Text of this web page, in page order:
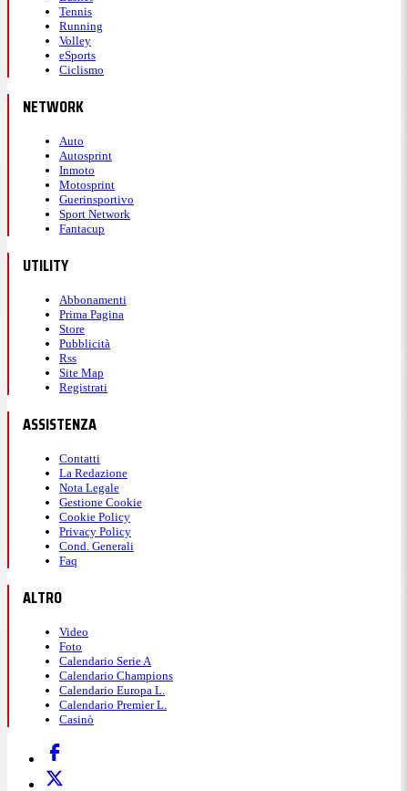
Tennis
Running
Volley
eSports
Ciclismo
NETWORK
Auto
Autosprint
Inmoto
Motosprint
Guerinsportivo
Sport Network
Fantacup
UTILITY
Abbonamenti
Prima Pagina
Store
Pubblicità
Rss
Site Map
Registrati
ASSISTENZA
Contatti
La Redazione
Nota Legale
Gestione Cookie
Cookie Policy
Privacy Policy
Cond. Generali
Faq
ALTRO
Video
Foto
Calendario Serie A
Calendario Champions
Calendario Europa L.
Calendario Premier L.
Casinò